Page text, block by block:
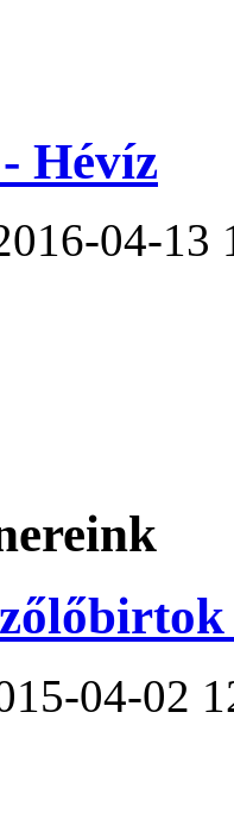
Hévíz
04-13
04-02